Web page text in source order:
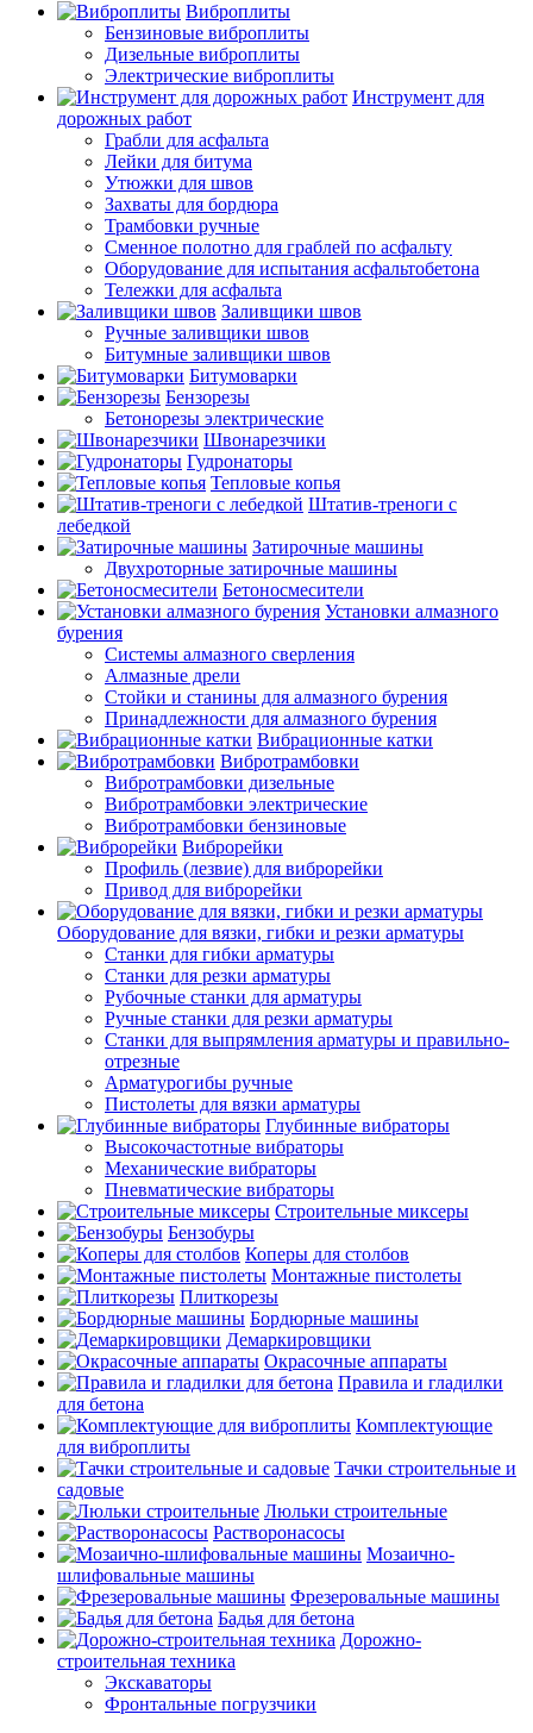
Виброплиты
Бензиновые виброплиты
Дизельные виброплиты
Электрические виброплиты
Инструмент для
дорожных работ
Грабли для асфальта
Лейки для битума
Утюжки для швов
Захваты для бордюра
Трамбовки ручные
Сменное полотно для граблей по асфальту
Оборудование для испытания асфальтобетона
Тележки для асфальта
Заливщики швов
Ручные заливщики швов
Битумные заливщики швов
Битумоварки
Бензорезы
Бетонорезы электрические
Швонарезчики
Гудронаторы
Тепловые копья
Штатив-треноги с
лебедкой
Затирочные машины
Двухроторные затирочные машины
Бетоносмесители
Установки алмазного
бурения
Системы алмазного сверления
Алмазные дрели
Стойки и станины для алмазного бурения
Принадлежности для алмазного бурения
Вибрационные катки
Вибротрамбовки
Вибротрамбовки дизельные
Вибротрамбовки электрические
Вибротрамбовки бензиновые
Виброрейки
Профиль (лезвие) для виброрейки
Привод для виброрейки
Оборудование для вязки, гибки и резки арматуры
Станки для гибки арматуры
Станки для резки арматуры
Рубочные станки для арматуры
Ручные станки для резки арматуры
Станки для выпрямления арматуры и правильно-
отрезные
Арматурогибы ручные
Пистолеты для вязки арматуры
Глубинные вибраторы
Высокочастотные вибраторы
Механические вибраторы
Пневматические вибраторы
Строительные миксеры
Бензобуры
Коперы для столбов
Монтажные пистолеты
Плиткорезы
Бордюрные машины
Демаркировщики
Окрасочные аппараты
Правила и гладилки
для бетона
Комплектующие
для виброплиты
Тачки строительные и
садовые
Люльки строительные
Растворонасосы
Мозаично-
шлифовальные машины
Фрезеровальные машины
Бадья для бетона
Дорожно-
строительная техника
Экскаваторы
Фронтальные погрузчики